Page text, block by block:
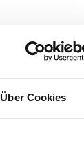
Über Cookies